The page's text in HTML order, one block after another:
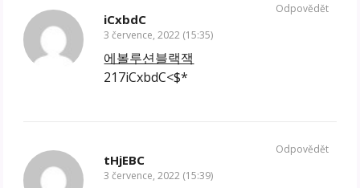
iCxbdC
3 července, 2022 (15:35)
에볼루션블랙잭
217iCxbdC<$*
Odpovědět
tHjEBC
3 července, 2022 (15:39)
Odpovědět